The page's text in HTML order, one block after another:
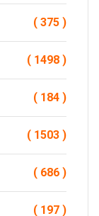
( 375 )
( 1498 )
( 184 )
( 1503 )
( 686 )
( 197 )